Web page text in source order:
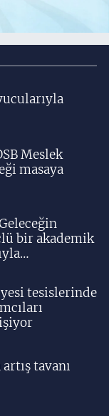
Meslek
masaya
bir akademik
tesislerinde
tavanı